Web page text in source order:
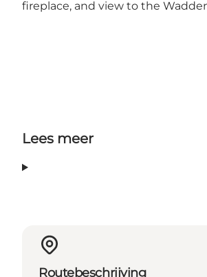
fireplace, and view to the
Lees meer
Routebeschrijving